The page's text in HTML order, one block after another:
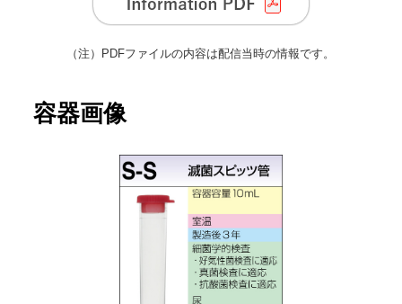
（注） PDFファイルの内容は配信当時の情報です。
容器画像